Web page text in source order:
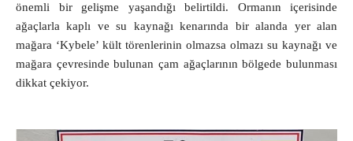
önemli bir gelişme yaşandığı belirtildi. Ormanın içerisinde
ağaçlarla kaplı ve su kaynağı kenarında bir alanda yer alan
mağara ‘Kybele’ kült törenlerinin olmazsa olmazı su kaynağı ve
mağara çevresinde bulunan çam ağaçlarının bölgede bulunması
dikkat çekiyor.